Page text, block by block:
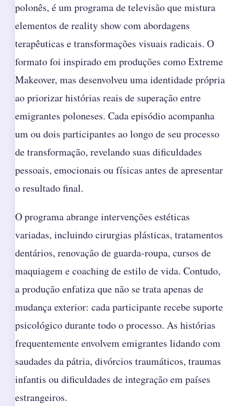
polonês, é um programa de televisão que mistura
elementos de reality show com abordagens
terapêuticas e transformações visuais radicais. O
formato foi inspirado em produções como Extreme
Makeover, mas desenvolveu uma identidade própria
ao priorizar histórias reais de superação entre
emigrantes poloneses. Cada episódio acompanha
um ou dois participantes ao longo de seu processo
de transformação, revelando suas dificuldades
pessoais, emocionais ou físicas antes de apresentar
o resultado final.
O programa abrange intervenções estéticas
variadas, incluindo cirurgias plásticas, tratamentos
dentários, renovação de guarda-roupa, cursos de
maquiagem e coaching de estilo de vida. Contudo,
a produção enfatiza que não se trata apenas de
mudança exterior: cada participante recebe suporte
psicológico durante todo o processo. As histórias
frequentemente envolvem emigrantes lidando com
saudades da pátria, divórcios traumáticos, traumas
infantis ou dificuldades de integração em países
estrangeiros.